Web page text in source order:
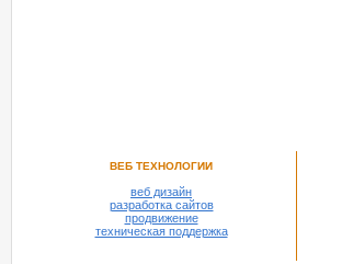
ВЕБ ТЕХНОЛОГИИ
веб дизайн
разработка сайтов
продвижение
техническая поддержка